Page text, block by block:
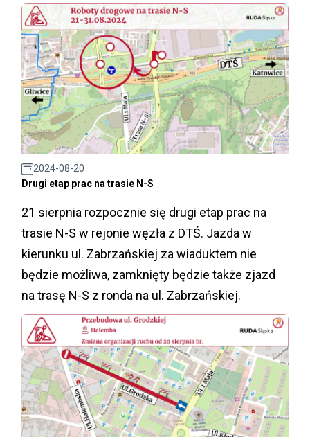
2024-08-20
Drugi etap prac na trasie N-S
21 sierpnia rozpocznie się drugi etap prac na
trasie N-S w rejonie węzła z DTŚ. Jazda w
kierunku ul. Zabrzańskiej za wiaduktem nie
będzie możliwa, zamknięty będzie także zjazd
na trasę N-S z ronda na ul. Zabrzańskiej.